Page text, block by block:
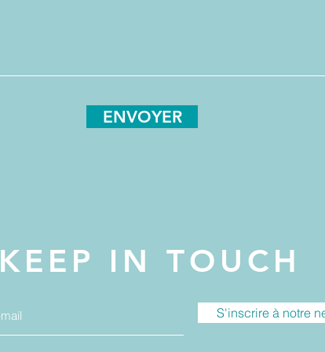
KEEP IN TOUCH
S'inscrire à notre
ENVOYER